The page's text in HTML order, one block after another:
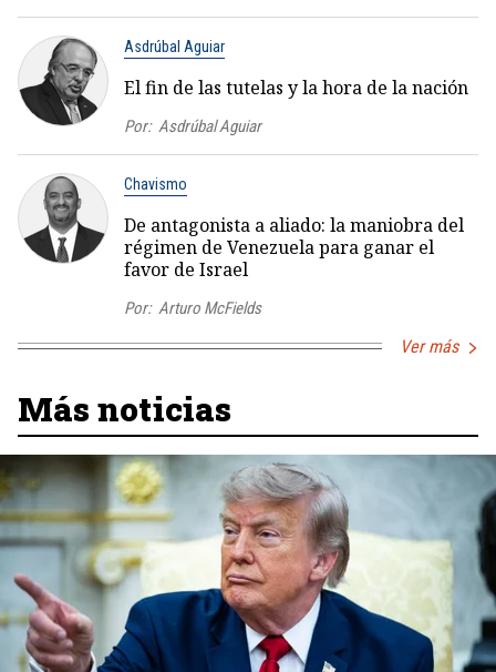
Asdrúbal Aguiar
El fin de las tutelas y la hora de la nación
Por: Asdrúbal Aguiar
Chavismo
De antagonista a aliado: la maniobra del
régimen de Venezuela para ganar el
favor de Israel
Por: Arturo McFields
Ver más
Más noticias